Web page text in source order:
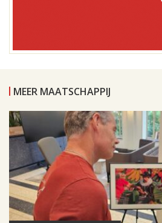
MEER MAATSCHAPPIJ